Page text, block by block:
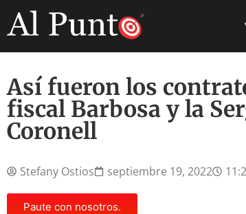
Así fueron los
fiscal Barbosa y la
Coronell
Stefany Ostios septiembre 19, 2022
Paute con nosotros.